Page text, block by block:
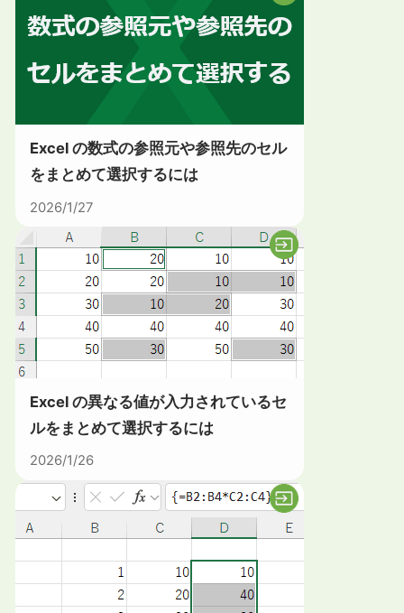
Excel の数式の参照元や参照先のセル
をまとめて選択するには
2026/1/27
Excel の異なる値が入力されているセ
ルをまとめて選択するには
2026/1/26